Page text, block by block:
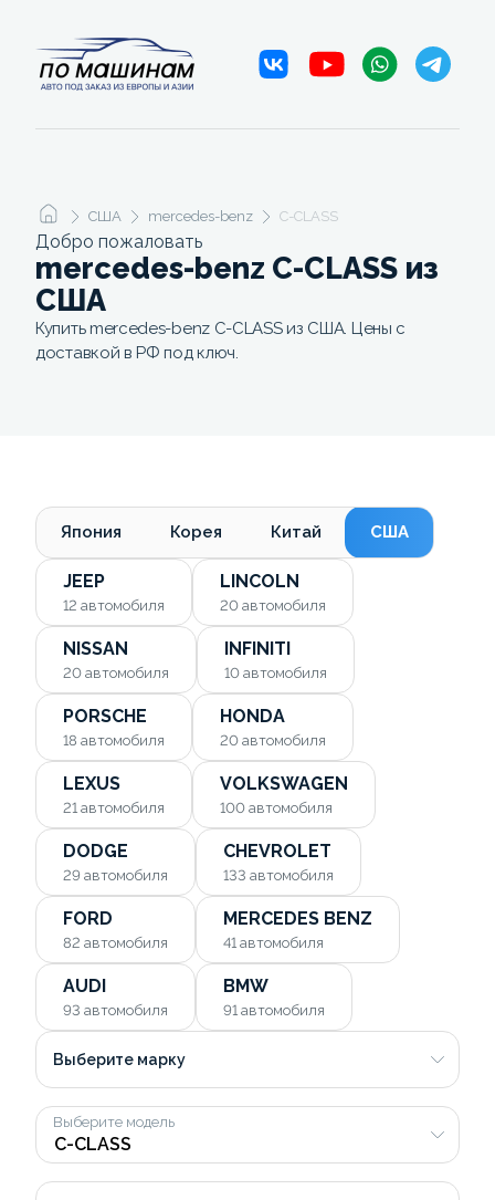
США mercedes-benz C-CLASS
Добро пожаловать
mercedes-benz C-CLASS из
США
Купить mercedes-benz C-CLASS из США. Цены с
доставкой в РФ под ключ.
Япония Корея Китай США
JEEP
12 автомобиля
LINCOLN
20 автомобиля
NISSAN
20 автомобиля
INFINITI
10 автомобиля
PORSCHE
18 автомобиля
HONDA
20 автомобиля
LEXUS
21 автомобиля
VOLKSWAGEN
100 автомобиля
DODGE
29 автомобиля
CHEVROLET
133 автомобиля
FORD
82 автомобиля
MERCEDES BENZ
41 автомобиля
AUDI
93 автомобиля
BMW
91 автомобиля
Выберите марку
Выберите модель